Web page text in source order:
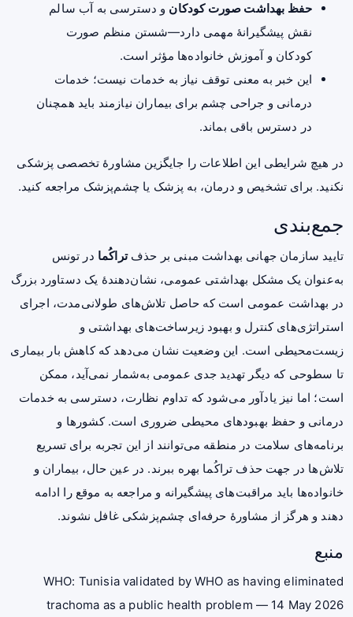
حفظ بهداشت صورت کودکان و دسترسی به آب سالم
نقش پیشگیرانهٔ مهمی دارد—شستن منظم صورت
کودکان و آموزش خانواده‌ها مؤثر است.
این خبر به معنی توقف نیاز به خدمات نیست؛ خدمات
درمانی و جراحی چشم برای بیماران نیازمند باید همچنان
در دسترس باقی بماند.
در هیچ شرایطی این اطلاعات را جایگزین مشاورهٔ تخصصی پزشکی
نکنید. برای تشخیص و درمان، به پزشک یا چشم‌پزشک مراجعه کنید.
جمع‌بندی
تایید سازمان جهانی بهداشت مبنی بر حذفتراکُما در تونس
به‌عنوان یک مشکل بهداشتی عمومی، نشان‌دهندهٔ یک دستاورد بزرگ
در بهداشت عمومی است که حاصل تلاش‌های طولانی‌مدت، اجرای
استراتژی‌های کنترل و بهبود زیرساخت‌های بهداشتی و
زیست‌محیطی است. این وضعیت نشان می‌دهد که کاهش بار بیماری
تا سطوحی که دیگر تهدید جدی عمومی به‌شمار نمی‌آید، ممکن
است؛ اما نیز یادآور می‌شود که تداوم نظارت، دسترسی به خدمات
درمانی و حفظ بهبودهای محیطی ضروری است. کشورها و
برنامه‌های سلامت در منطقه می‌توانند از این تجربه برای تسریع
تلاش‌ها در جهت حذف تراکُما بهره ببرند. در عین حال، بیماران و
خانواده‌ها باید مراقبت‌های پیشگیرانه و مراجعه به موقع را ادامه
دهند و هرگز از مشاورهٔ حرفه‌ای چشم‌پزشکی غافل نشوند.
منبع
WHO: Tunisia validated by WHO as having eliminated
trachoma as a public health problem — 14 May 2026